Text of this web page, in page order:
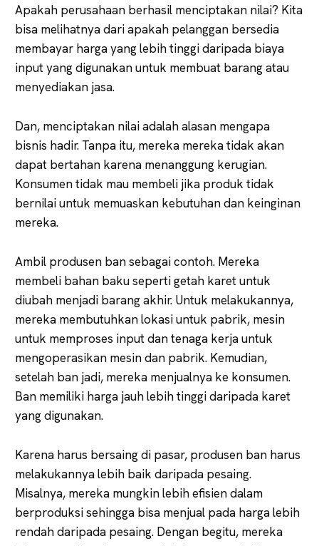
Apakah perusahaan berhasil menciptakan nilai? Kita
bisa melihatnya dari apakah pelanggan bersedia
membayar harga yang lebih tinggi daripada biaya
input yang digunakan untuk membuat barang atau
menyediakan jasa.
Dan, menciptakan nilai adalah alasan mengapa
bisnis hadir. Tanpa itu, mereka mereka tidak akan
dapat bertahan karena menanggung kerugian.
Konsumen tidak mau membeli jika produk tidak
bernilai untuk memuaskan kebutuhan dan keinginan
mereka.
Ambil produsen ban sebagai contoh. Mereka
membeli bahan baku seperti getah karet untuk
diubah menjadi barang akhir. Untuk melakukannya,
mereka membutuhkan lokasi untuk pabrik, mesin
untuk memproses input dan tenaga kerja untuk
mengoperasikan mesin dan pabrik. Kemudian,
setelah ban jadi, mereka menjualnya ke konsumen.
Ban memiliki harga jauh lebih tinggi daripada karet
yang digunakan.
Karena harus bersaing di pasar, produsen ban harus
melakukannya lebih baik daripada pesaing.
Misalnya, mereka mungkin lebih efisien dalam
berproduksi sehingga bisa menjual pada harga lebih
rendah daripada pesaing. Dengan begitu, mereka